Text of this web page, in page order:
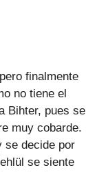
finalmente
no tiene el
Bihter, pues se
muy cobarde.
se decide por
se siente